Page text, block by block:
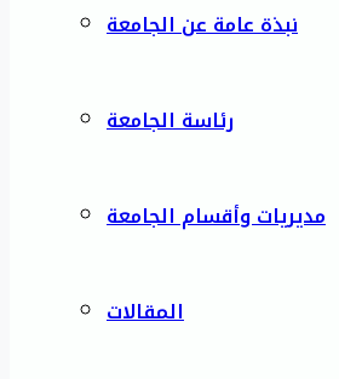
نبذة عامة عن الجامعة
رئاسة الجامعة
مديريات وأقسام الجامعة
المقالات